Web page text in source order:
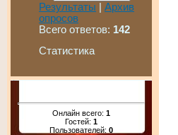
Результаты | Архив
опросов
Всего ответов: 142
Статистика
Онлайн всего: 1
Гостей: 1
Пользователей: 0